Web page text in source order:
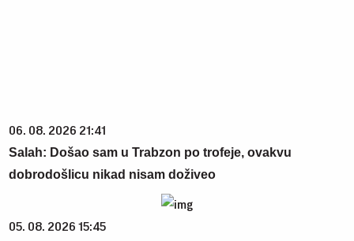
06. 08. 2026 21:41
Salah: Došao sam u Trabzon po trofeje, ovakvu
dobrodošlicu nikad nisam doživeo
05. 08. 2026 15:45